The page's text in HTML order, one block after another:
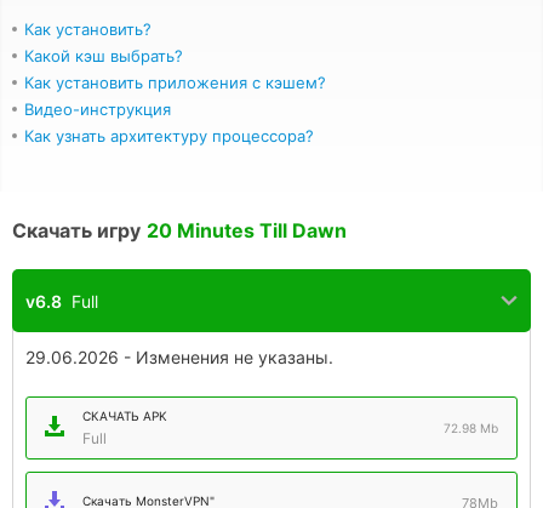
Как установить?
Какой кэш выбрать?
Как установить приложения с кэшем?
Видео-инструкция
Как узнать архитектуру процессора?
Скачать игру 20 Minutes Till Dawn
v6.8 Full
29.06.2026 - Изменения не указаны.
СКАЧАТЬ APK
Full
72.98 Mb
Скачать MonsterVPN" 78Mb